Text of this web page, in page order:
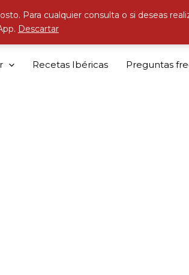
Para cualquier consulta o si deseas
Descartar
Recetas Ibéricas Preguntas